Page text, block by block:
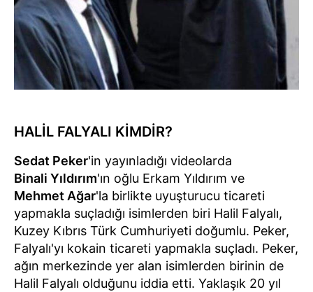
HALİL FALYALI KİMDİR?
Sedat Peker'in yayınladığı videolarda
Binali Yıldırım'ın oğlu Erkam Yıldırım ve
Mehmet Ağar'la birlikte uyuşturucu ticareti
yapmakla suçladığı isimlerden biri Halil Falyalı,
Kuzey Kıbrıs Türk Cumhuriyeti doğumlu. Peker,
Falyalı'yı kokain ticareti yapmakla suçladı. Peker,
ağın merkezinde yer alan isimlerden birinin de
Halil Falyalı olduğunu iddia etti. Yaklaşık 20 yıl